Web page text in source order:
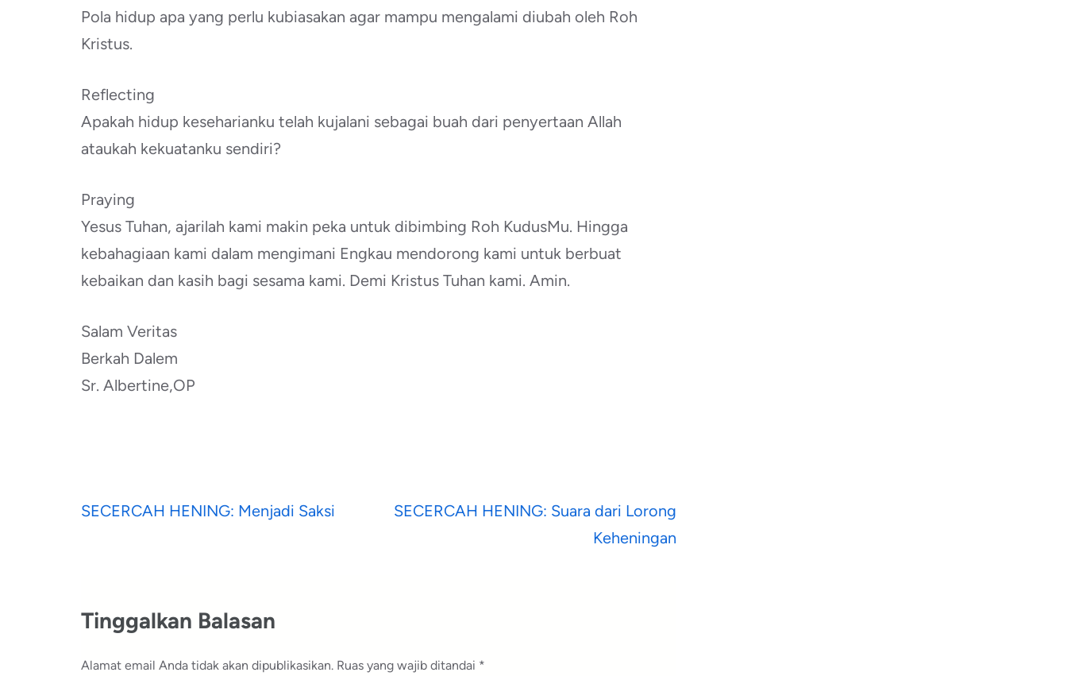
Pola hidup apa yang perlu kubiasakan agar mampu mengalami diubah oleh Roh
Kristus.
Reflecting
Apakah hidup keseharianku telah kujalani sebagai buah dari penyertaan Allah
ataukah kekuatanku sendiri?
Praying
Yesus Tuhan, ajarilah kami makin peka untuk dibimbing Roh KudusMu. Hingga
kebahagiaan kami dalam mengimani Engkau mendorong kami untuk berbuat
kebaikan dan kasih bagi sesama kami. Demi Kristus Tuhan kami. Amin.
Salam Veritas
Berkah Dalem
Sr. Albertine,OP
Navigasi
SECERCAH HENING: Menjadi Saksi
SECERCAH HENING: Suara dari Lorong
Keheningan
Tinggalkan Balasan
Alamat email Anda tidak akan dipublikasikan. Ruas yang wajib ditandai *